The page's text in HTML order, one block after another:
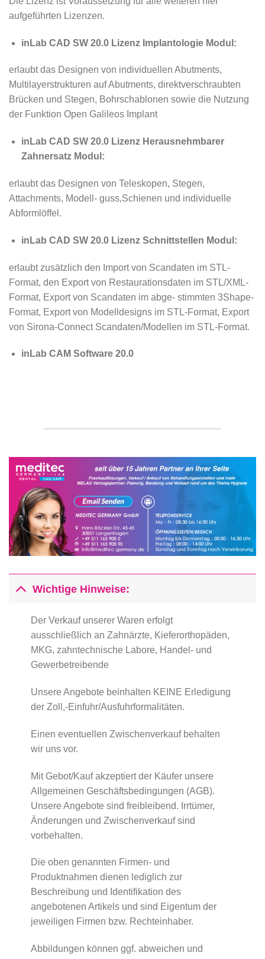
aufgeführten Lizenzen.
inLab CAD SW 20.0 Lizenz Implantologie Modul:
erlaubt das Designen von individuellen Abutments,
Multilayerstrukturen auf Abutments, direktverschraubten
Brücken und Stegen, Bohrschablonen sowie die Nutzung
der Funktion Open Galileos Implant
inLab CAD SW 20.0 Lizenz Herausnehmbarer
Zahnersatz Modul:
erlaubt das Designen von Teleskopen, Stegen,
Attachments, Modell- guss,Schienen und individuelle
Abformlöffel.
inLab CAD SW 20.0 Lizenz Schnittstellen Modul:
erlaubt zusätzlich den Import von Scandaten im STL-
Format, den Export von Restaurationsdaten im STL/XML-
Format, Export von Scandaten im abge- stimmten 3Shape-
Format, Export von Modelldesigns im STL-Format, Export
von Sirona-Connect Scandaten/Modellen im STL-Format.
inLab CAM Software 20.0
Wichtige Hinweise:
Der Verkauf unserer Waren erfolgt
ausschließlich an Zahnärzte, Kieferorthopäden,
MKG, zahntechnische Labore, Handel- und
Gewerbetreibende
Unsere Angebote beinhalten KEINE Erledigung
der Zoll,-Einfuhr/Ausfuhrformalitäten.
Einen eventuellen Zwischenverkauf behalten
wir uns vor.
Mit Gebot/Kauf akzeptiert der Käufer unsere
Allgemeinen Geschäftsbedingungen (AGB).
Unsere Angebote sind freibleibend. Irrtümer,
Änderungen und Zwischenverkauf sind
vorbehalten.
Die oben genannten Firmen- und
Produktnahmen dienen lediglich zur
Beschreibung und Identifikation des
angebotenen Artikels und sind Eigentum der
jeweiligen Firmen bzw. Rechteinhaber.
Abbildungen können ggf. abweichen und